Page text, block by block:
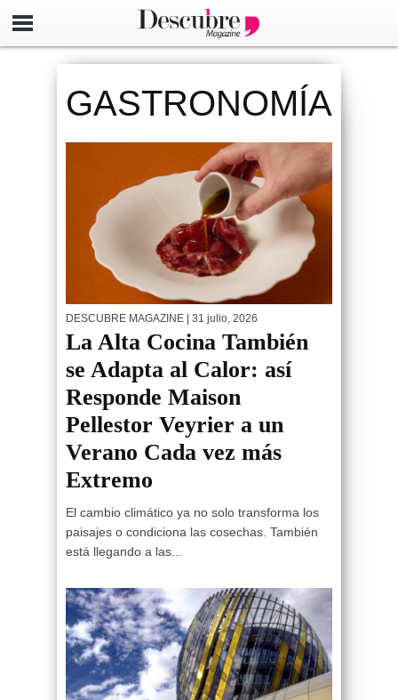
GASTRONOMÍA
DESCUBRE MAGAZINE | 31 julio, 2026
La Alta Cocina También
se Adapta al Calor: así
Responde Maison
Pellestor Veyrier a un
Verano Cada vez más
Extremo
El cambio climático ya no solo transforma los
paisajes o condiciona las cosechas. También
está llegando a las...